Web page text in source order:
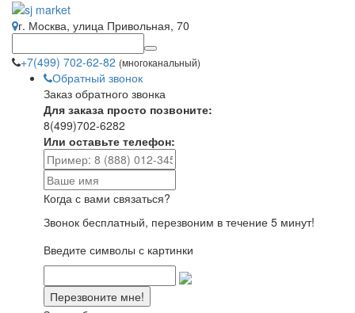
г. Москва, улица Привольная, 70
+7(499) 702-62-82 (многоканальный)
Обратный звонок
Заказ обратного звонка
Для заказа просто позвоните:
8(499)702-6282
Или оставьте телефон:
Когда с вами связаться?
Звонок бесплатный, перезвоним в течение 5 минут!
Введите символы с картинки